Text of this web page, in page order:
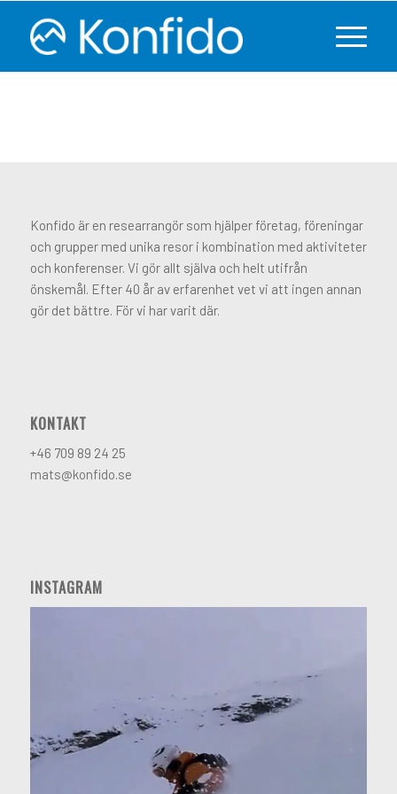
Konfido är en researrangör som hjälper företag, föreningar
och grupper med unika resor i kombination med aktiviteter
och konferenser. Vi gör allt själva och helt utifrån
önskemål. Efter 40 år av erfarenhet vet vi att ingen annan
gör det bättre. För vi har varit där.
KONTAKT
+46 709 89 24 25
mats@konfido.se
INSTAGRAM